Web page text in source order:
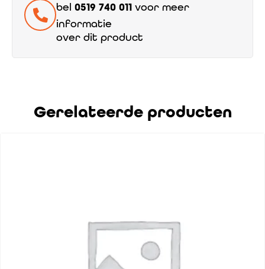
bel 0519 740 011 voor meer
informatie
over dit product
Gerelateerde producten